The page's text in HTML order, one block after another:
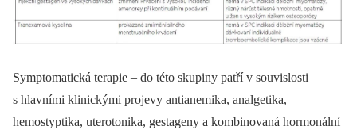
Symptomatická terapie –⁠ do této skupiny patří v souvislosti
s hlavními klinickými projevy antianemika, analgetika,
hemostyptika, uterotonika, gestageny a kombinovaná hormonální